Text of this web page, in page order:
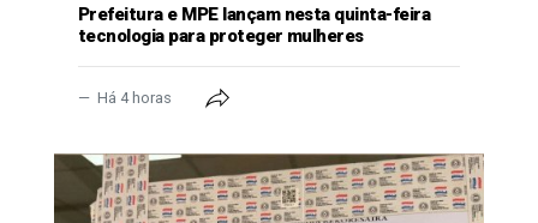
Prefeitura e MPE lançam nesta quinta-feira
tecnologia para proteger mulheres
Há 4 horas